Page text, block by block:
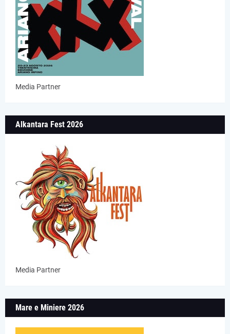
Media Partner
Alkantara Fest 2026
Media Partner
Mare e Miniere 2026